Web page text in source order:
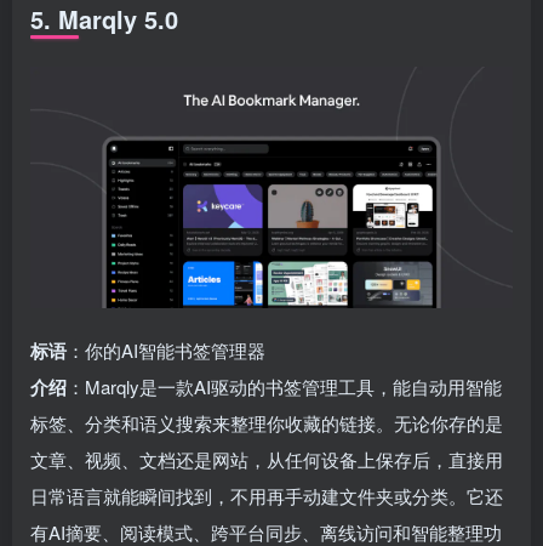
5. Marqly 5.0
标语 ：你的AI智能书签管理器
介绍 ：Marqly是一款AI驱动的书签管理工具，能自动用智能
标签、分类和语义搜索来整理你收藏的链接。无论你存的是
文章、视频、文档还是网站，从任何设备上保存后，直接用
日常语言就能瞬间找到，不用再手动建文件夹或分类。它还
有AI摘要、阅读模式、跨平台同步、离线访问和智能整理功